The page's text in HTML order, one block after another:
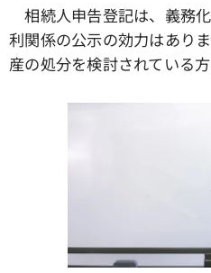
相続人申告登記は、義務
利関係の公示の効力はあり
産の処分を検討されている